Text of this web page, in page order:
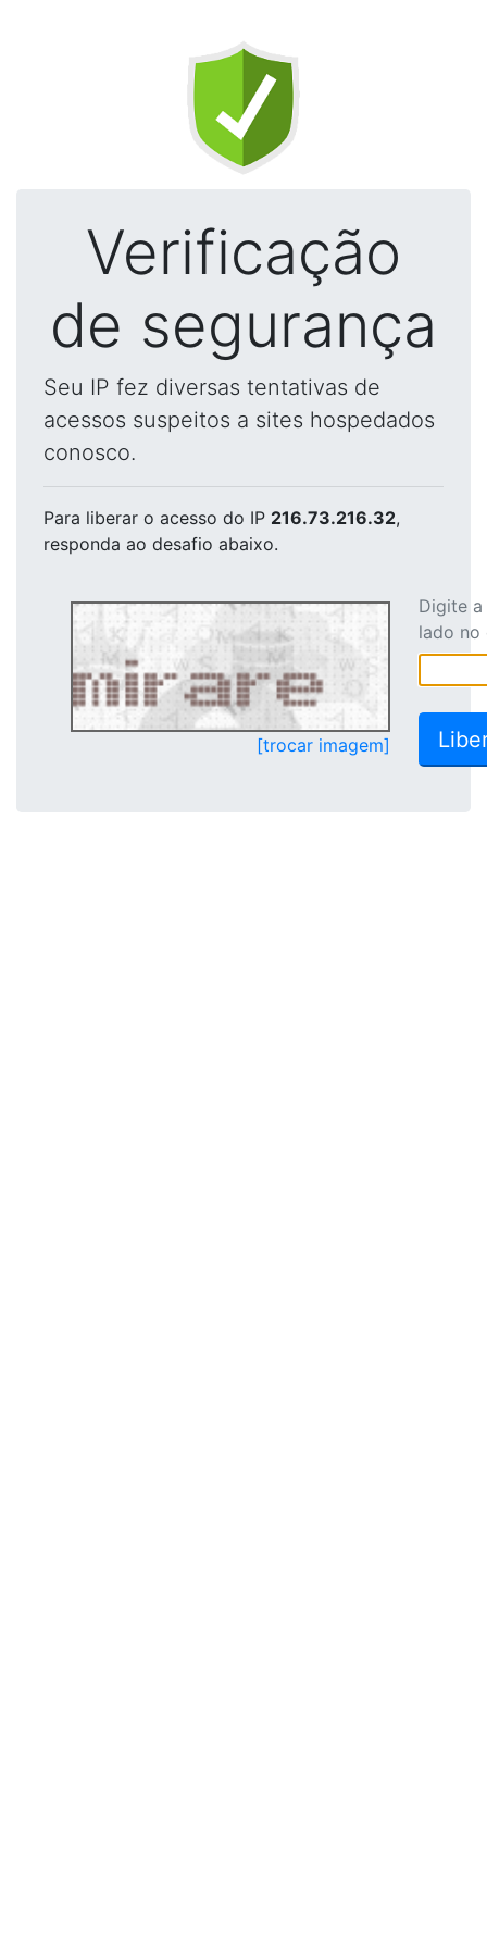
Verificação
de segurança
Seu IP fez diversas tentativas de
acessos suspeitos a sites hospedados
conosco.
Para liberar o acesso do IP 216.73.216.32,
responda ao desafio abaixo.
[trocar imagem]
Digite
lado no